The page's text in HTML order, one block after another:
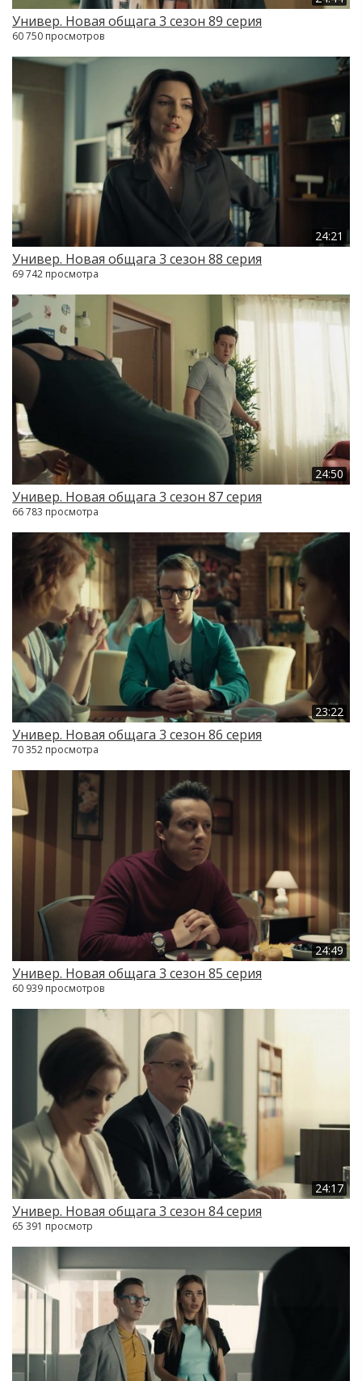
Универ. Новая общага 3 сезон 89 серия
60 750 просмотров
24:21
Универ. Новая общага 3 сезон 88 серия
69 742 просмотра
24:50
Универ. Новая общага 3 сезон 87 серия
66 783 просмотра
23:22
Универ. Новая общага 3 сезон 86 серия
70 352 просмотра
24:49
Универ. Новая общага 3 сезон 85 серия
60 939 просмотров
24:17
Универ. Новая общага 3 сезон 84 серия
65 391 просмотр